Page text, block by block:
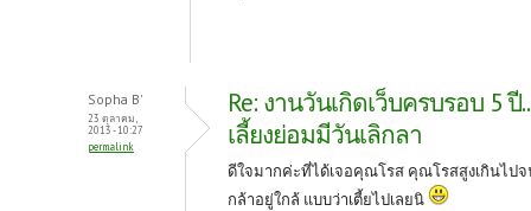
Sopha B'
23 ตุลาคม,
2013 - 10:27
permalink
Re: งานวันเกิดเว็บครบรอบ 5 ปี
เลี้ยงย่อมมีวันเลิกลา
ดีใจมากค่ะที่ได้เจอคุณโรส คุณโรสสูงเกินไป
กล้าอยู่ใกล้ แบบว่าเตี้ยไปเลยนิ